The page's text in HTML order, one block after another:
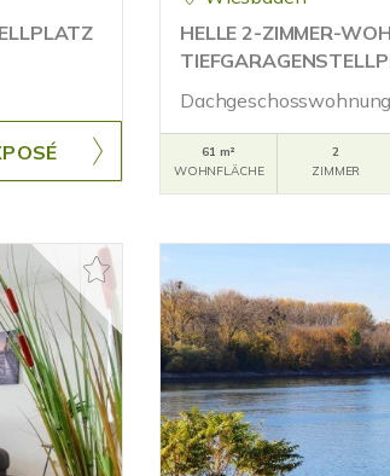
HELLE 2-ZIMMER-
Dachgeschosswohnung
61 m²
WOHNFLÄCHE
2
ZIMMER